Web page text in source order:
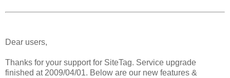
Dear users,
Thanks for your support for SiteTag. Service upgrade
finished at 2009/04/01. Below are our new features &